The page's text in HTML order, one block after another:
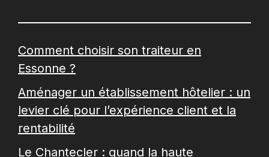
Comment choisir son traiteur en
Essonne ?
Aménager un établissement hôtelier : un
levier clé pour l’expérience client et la
rentabilité
Le Chantecler : quand la haute